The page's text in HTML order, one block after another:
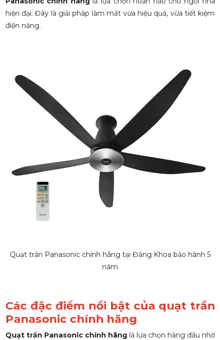
hiện đại. Đây là giải pháp làm mát vừa hiệu quả, vừa tiết kiệm
điện năng.
Quạt trần Panasonic chính hãng tại Đăng Khoa bảo hành 5
năm
Các đặc điểm nổi bật của quạt trần
Panasonic chính hãng
Quạt trần Panasonic chính hãnglà lựa chọn hàng đầu nhờ